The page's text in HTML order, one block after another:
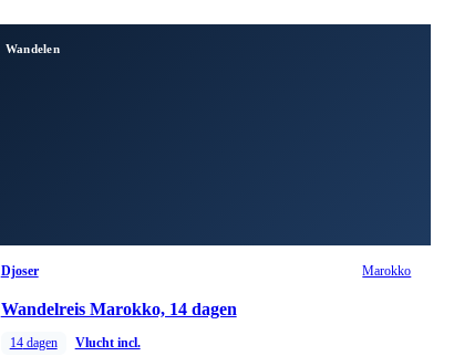
Wandelen
Djoser Marokko
Wandelreis Marokko, 14 dagen
14dagen Vlucht incl.